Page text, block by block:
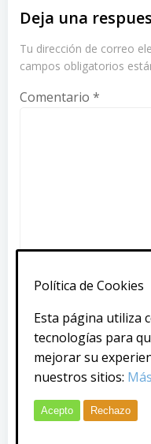
entradas
Deja una
Tu dirección de correo
campos obligatorios
Comentario *
Nombre*
Correo electrónico*
Web
Política de Cookies
Esta página utiliza
tecnologías para
mejorar su
nuestros sitios:
Acepto Rechazo